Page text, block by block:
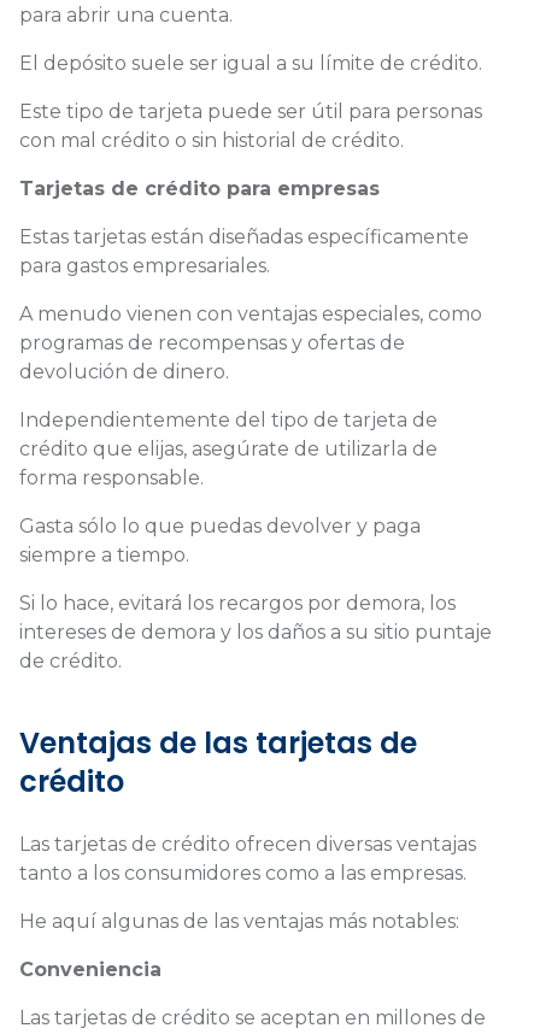
para abrir una cuenta.
El depósito suele ser igual a su límite de crédito.
Este tipo de tarjeta puede ser útil para personas
con mal crédito o sin historial de crédito.
Tarjetas de crédito para empresas
Estas tarjetas están diseñadas específicamente
para gastos empresariales.
A menudo vienen con ventajas especiales, como
programas de recompensas y ofertas de
devolución de dinero.
Independientemente del tipo de tarjeta de
crédito que elijas, asegúrate de utilizarla de
forma responsable.
Gasta sólo lo que puedas devolver y paga
siempre a tiempo.
Si lo hace, evitará los recargos por demora, los
intereses de demora y los daños a su sitio puntaje
de crédito.
Ventajas de las tarjetas de
crédito
Las tarjetas de crédito ofrecen diversas ventajas
tanto a los consumidores como a las empresas.
He aquí algunas de las ventajas más notables:
Conveniencia
Las tarjetas de crédito se aceptan en millones de